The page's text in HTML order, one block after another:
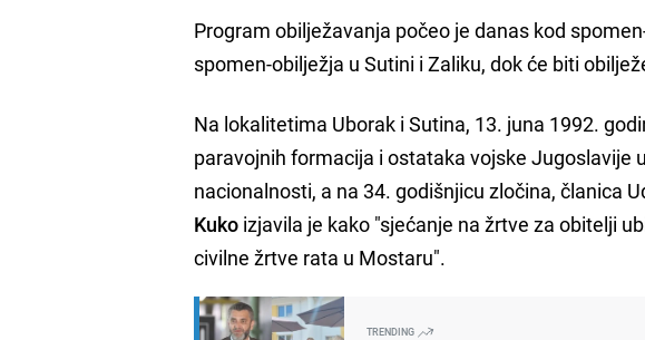
Program obilježavanja počeo je danas kod
spomen-obilježja u Sutini i Zaliku, dok će biti
Na lokalitetima Uborak i Sutina, 13. juna 1992.
paravojnih formacija i ostataka vojske Jugoslavije
nacionalnosti, a na 34. godišnjicu zločina, članica
Kuko izjavila je kako "sjećanje na žrtve za obitelji
civilne žrtve rata u Mostaru".
TRENDING